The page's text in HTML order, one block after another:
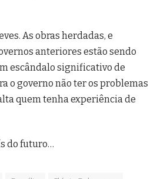
As obras herdadas, e
anteriores estão sendo
escândalo significativo de
o governo não ter os problemas
quem tenha experiência de
do futuro…